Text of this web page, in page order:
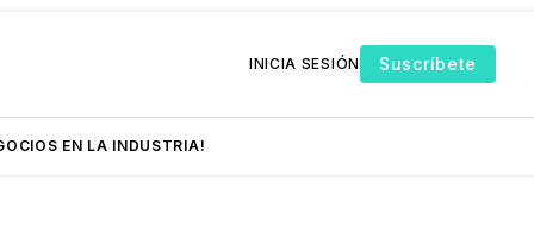
INICIA SESIÓN Suscríbete
EN LA INDUSTRIA!